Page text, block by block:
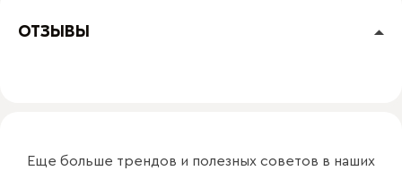
ОТЗЫВЫ
Еще больше трендов и полезных советов в наших